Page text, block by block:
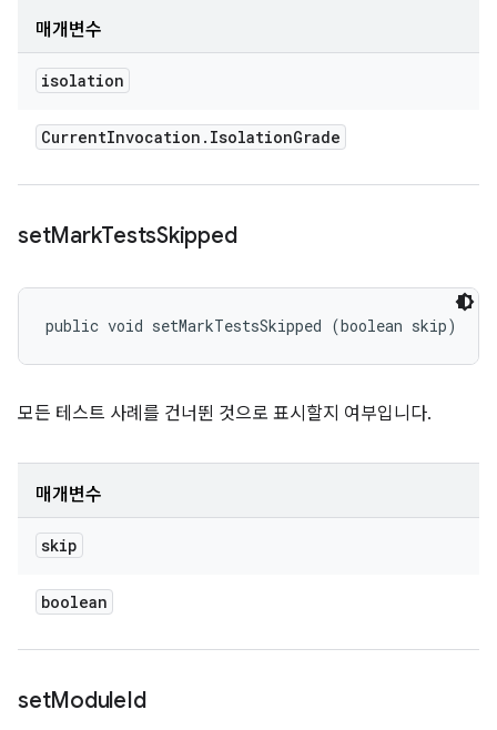
매개변수
isolation
CurrentInvocation . IsolationGrade
setMarkTestsSkipped
public void setMarkTestsSkipped (boolean skip)
모든 테스트 사례를 건너뛴 것으로 표시할지 여부입니다.
매개변수
skip
boolean
setModuleId